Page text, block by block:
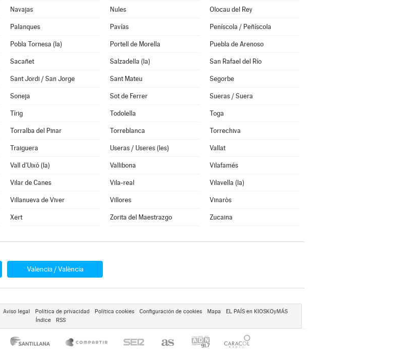
Navajas Nules Olocau del Rey
Palanques Pavías Peníscola / Peñíscola
Pobla Tornesa (la) Portell de Morella Puebla de Arenoso
Sacañet Salzadella (la) San Rafael del Río
Sant Jordi / San Jorge Sant Mateu Segorbe
Soneja Sot de Ferrer Sueras / Suera
Tírig Todolella Toga
Torralba del Pinar Torreblanca Torrechiva
Traiguera Useras / Useres (les) Vallat
Vall d'Uixó (la) Vallibona Vilafamés
Vilar de Canes Vila-real Vilavella (la)
Villanueva de Viver Villores Vinaròs
Xert Zorita del Maestrazgo Zucaina
Valencia / València
Aviso legal Política de privacidad Política cookies Configuración de cookies Mapa
EL PAÍS en KIOSKOyMÁS
Índice
RSS